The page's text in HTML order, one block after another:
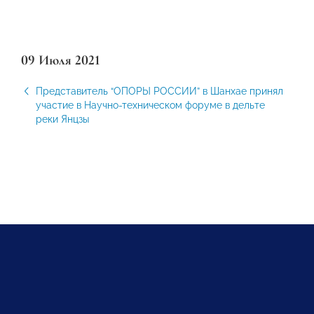
09 Июля 2021
Представитель “ОПОРЫ РОССИИ” в Шанхае принял
участие в Научно-техническом форуме в дельте
реки Янцзы